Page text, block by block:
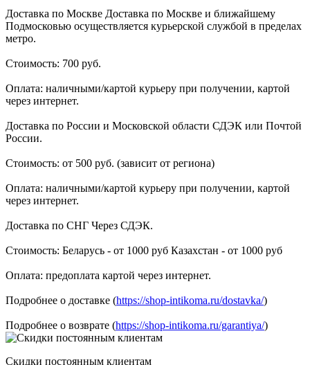
Доставка по Москве Доставка по Москве и ближайшему
Подмосковью осуществляется курьерской службой в пределах
метро.
Стоимость: 700 руб.
Оплата: наличными/картой курьеру при получении, картой
через интернет.
Доставка по России и Московской области СДЭК или Почтой
России.
Стоимость: от 500 руб. (зависит от региона)
Оплата: наличными/картой курьеру при получении, картой
через интернет.
Доставка по СНГ Через СДЭК.
Стоимость: Беларусь - от 1000 руб Казахстан - от 1000 руб
Оплата: предоплата картой через интернет.
Подробнее о доставке (https://shop-intikoma.ru/dostavka/)
Подробнее о возврате (https://shop-intikoma.ru/garantiya/)
Скидки постоянным клиентам